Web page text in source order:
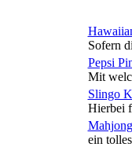
Sofern
Pepsi
Mit
Slingo
Hierbei
ein